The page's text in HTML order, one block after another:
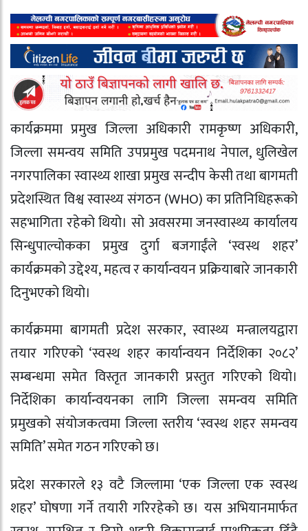
कार्यक्रममा प्रमुख जिल्ला अधिकारी रामकृष्ण अधिकारी,
जिल्ला समन्वय समिति उपप्रमुख पदमनाथ नेपाल, धुलिखेल
नगरपालिका स्वास्थ्य शाखा प्रमुख सन्दीप केसी तथा बागमती
प्रदेशस्थित विश्व स्वास्थ्य संगठन (WHO) का प्रतिनिधिहरूको
सहभागिता रहेको थियो। सो अवसरमा जनस्वास्थ्य कार्यालय
सिन्धुपाल्चोकका प्रमुख दुर्गा बजगाईंले ‘स्वस्थ शहर’
कार्यक्रमको उद्देश्य, महत्व र कार्यान्वयन प्रक्रियाबारे जानकारी
दिनुभएको थियो।
कार्यक्रममा बागमती प्रदेश सरकार, स्वास्थ्य मन्त्रालयद्वारा
तयार गरिएको ‘स्वस्थ शहर कार्यान्वयन निर्देशिका २०८२’
सम्बन्धमा समेत विस्तृत जानकारी प्रस्तुत गरिएको थियो।
निर्देशिका कार्यान्वयनका लागि जिल्ला समन्वय समिति
प्रमुखको संयोजकत्वमा जिल्ला स्तरीय ‘स्वस्थ शहर समन्वय
समिति’ समेत गठन गरिएको छ।
प्रदेश सरकारले १३ वटै जिल्लामा ‘एक जिल्ला एक स्वस्थ
शहर’ घोषणा गर्ने तयारी गरिरहेको छ। यस अभियानमार्फत